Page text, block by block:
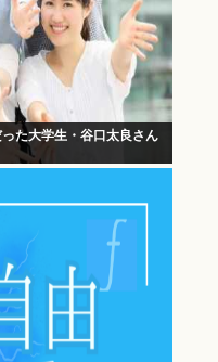
た大学生・谷口太良さん